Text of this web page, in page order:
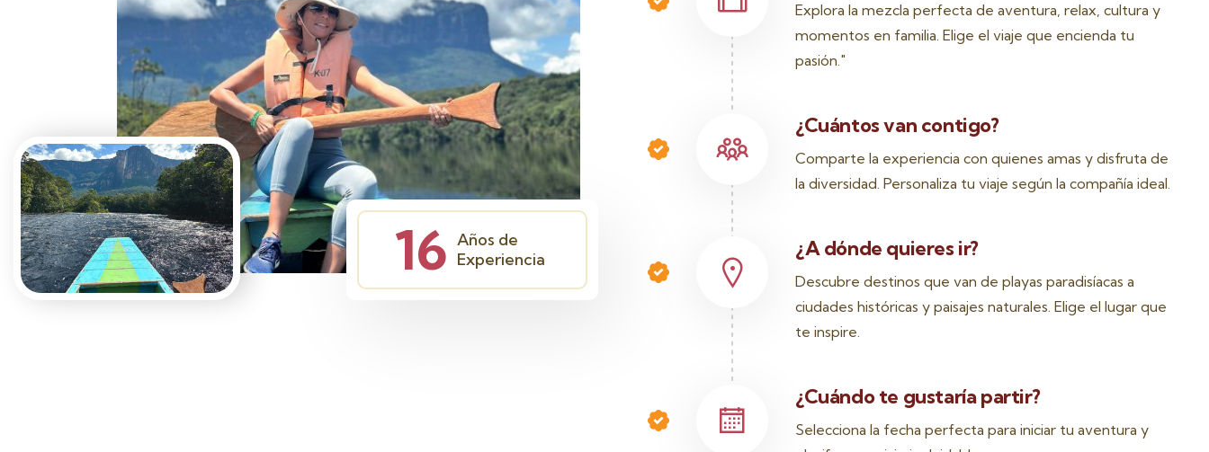
16 Años de
Experiencia
Explora la mezcla perfecta de aventura, relax, cultura y
momentos en familia. Elige el viaje que encienda tu
pasión."
¿Cuántos van contigo?
Comparte la experiencia con quienes amas y disfruta de
la diversidad. Personaliza tu viaje según la compañía ideal.
¿A dónde quieres ir?
Descubre destinos que van de playas paradisíacas a
ciudades históricas y paisajes naturales. Elige el lugar que
te inspire.
¿Cuándo te gustaría partir?
Selecciona la fecha perfecta para iniciar tu aventura y